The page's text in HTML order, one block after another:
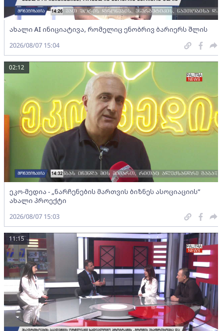
ახალი AI ინიციატივა, რომელიც ენობრივ ბარიერს შლის
2026/08/07 15:04
ეკო-მედია - „ნარჩენების მართვის ბიზნეს ასოციაციის”
ახალი პროექტი
02:12
2026/08/07 15:03
11:15